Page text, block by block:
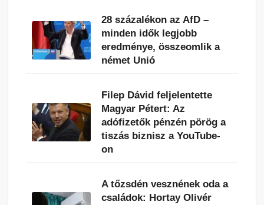
28 százalékon az AfD –
minden idők legjobb
eredménye, összeomlik a
német Unió
Filep Dávid feljelentette
Magyar Pétert: Az
adófizetők pénzén pörög a
tiszás biznisz a YouTube-
on
A tőzsdén vesznének oda a
családok: Hortay Olivér